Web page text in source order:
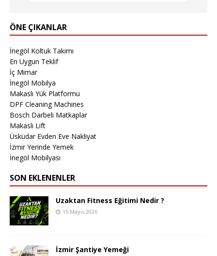
ÖNE ÇIKANLAR
İnegöl Koltuk Takımı
En Uygun Teklif
İç Mimar
İnegöl Mobilya
Makaslı Yük Platformu
DPF Cleaning Machines
Bosch Darbeli Matkaplar
Makaslı Lift
Üsküdar Evden Eve Nakliyat
İzmir Yerinde Yemek
İnegöl Mobilyası
SON EKLENENLER
Uzaktan Fitness Eğitimi Nedir ?
15 Mayıs 2026
İzmir Şantiye Yemeği